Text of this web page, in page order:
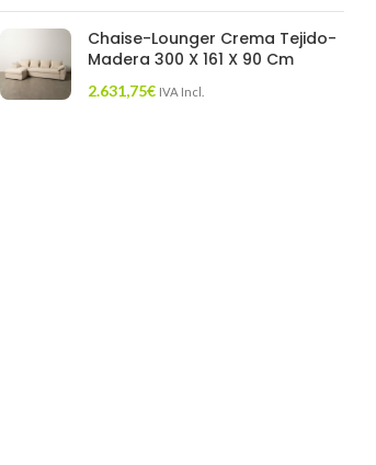
Chaise-Lounger Crema Tejido-
Madera 300 X 161 X 90 Cm
2.631,75€ IVA Incl.